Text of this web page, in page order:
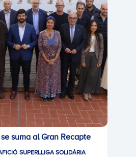
suma al Gran Recapte
SUPERLLIGA SOLIDÀRIA